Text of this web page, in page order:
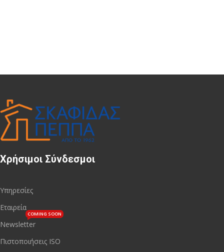
Χρήσιμοι Σύνδεσμοι
Υπηρεσίες
Εταιρεία
Newsletter
COMING SOON
Πιστοποιήσεις ISO